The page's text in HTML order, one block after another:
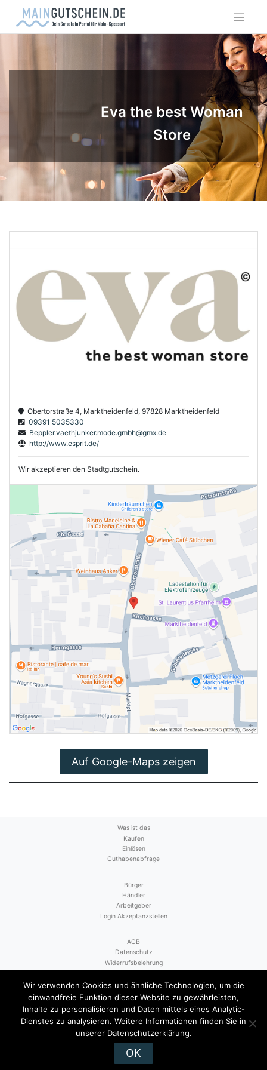
content
Eva the best Woman
Store
Obertorstraße 4, Marktheidenfeld, 97828 Marktheidenfeld
09391 5035330
Beppler.vaethjunker.mode.gmbh@gmx.de
http://www.esprit.de/
Wir akzeptieren den Stadtgutschein.
Auf Google-Maps zeigen
Was ist das
Kaufen
Einlösen
Guthabenabfrage
Bürger
Händler
Arbeitgeber
Login Akzeptanzstellen
AGB
Datenschutz
Widerrufsbelehrung
Vertrag widerrufen
Kontakt
Wir verwenden Cookies und ähnliche Technologien, um die
einwandfreie Funktion dieser Website zu gewährleisten,
Inhalte zu personalisieren und Daten mittels eines Analytic-
Dienstes zu analysieren. Weitere Informationen finden Sie in
unserer Datenschutzerklärung.
OK